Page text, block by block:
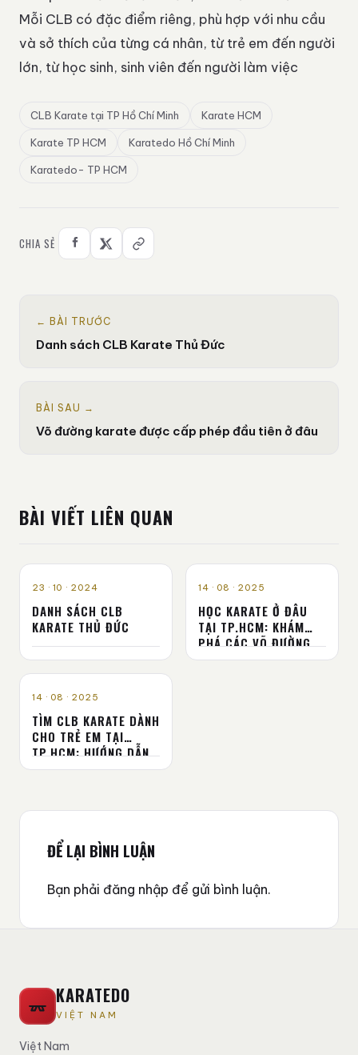
Mỗi CLB có đặc điểm riêng, phù hợp với nhu cầu
và sở thích của từng cá nhân, từ trẻ em đến người
lớn, từ học sinh, sinh viên đến người làm việc
CLB Karate tại TP Hồ Chí Minh Karate HCM
Karate TP HCM Karatedo Hồ Chí Minh
Karatedo- TP HCM
CHIA SẺ
← BÀI TRƯỚC
Danh sách CLB Karate Thủ Đức
BÀI SAU →
Võ đường karate được cấp phép đầu tiên ở đâu
BÀI VIẾT LIÊN QUAN
HỒ CHÍ MINH
23 · 10 · 2024
DANH SÁCH CLB
KARATE THỦ ĐỨC
HỒ CHÍ MINH
14 · 08 · 2025
HỌC KARATE Ở ĐÂU
TẠI TP.HCM: KHÁM
PHÁ CÁC VÕ ĐƯỜNG
UY TÍN VÀ CHẤT
HỒ CHÍ MINH
14 · 08 · 2025
TÌM CLB KARATE DÀNH
CHO TRẺ EM TẠI
TP.HCM: HƯỚNG DẪN
CHI TIẾT TỪ A-Z
ĐỂ LẠI BÌNH LUẬN
Bạn phải đăng nhập để gửi bình luận.
KARATEDO
VIỆT NAM
Việt Nam